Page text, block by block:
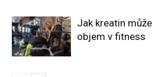
Jak kreatin
objem v fitness